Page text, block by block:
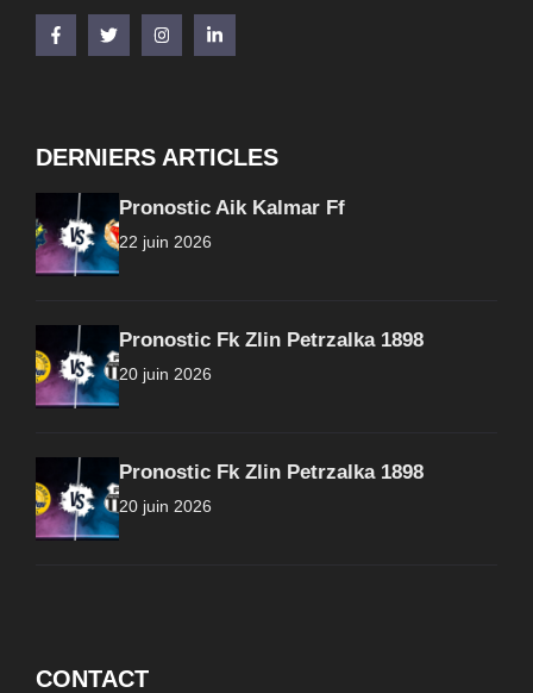
DERNIERS ARTICLES
Pronostic Aik Kalmar Ff
22 juin 2026
Pronostic Fk Zlin Petrzalka 1898
20 juin 2026
Pronostic Fk Zlin Petrzalka 1898
20 juin 2026
CONTACT